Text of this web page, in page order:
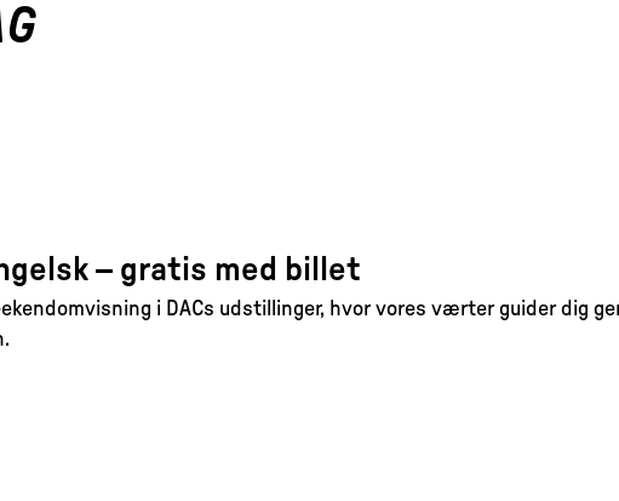
– gratis med billet
i DACs udstillinger, hvor vores værter guider dig